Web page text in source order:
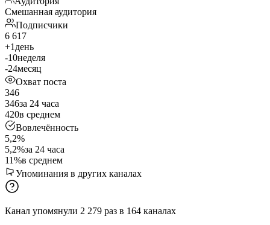
Смешанная аудитория
Подписчики
6 617
+1 день
-10неделя
-24месяц
Охват поста
346
346за 24 часа
420в среднем
Вовлечённость
5,2%
5,2%за 24 часа
11%в среднем
Упоминания в других каналах
Канал упомянули 2 279 раз в 164 каналах